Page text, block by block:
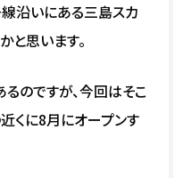
沿いにある三島スカ
と思います。
のですが、今回はそこ
くに8月にオープンす